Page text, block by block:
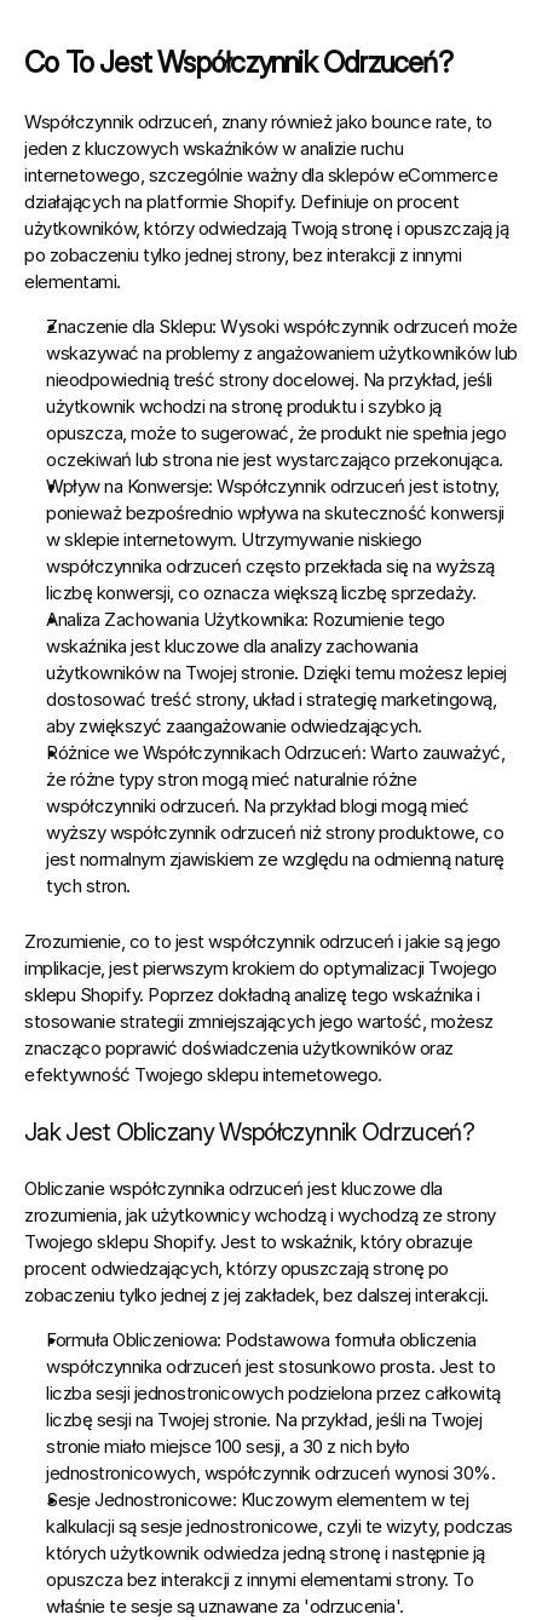
Co To Jest Współczynnik Odrzuceń?
Współczynnik odrzuceń, znany również jako bounce rate, to
jeden z kluczowych wskaźników w analizie ruchu
internetowego, szczególnie ważny dla sklepów eCommerce
działających na platformie Shopify. Definiuje on procent
użytkowników, którzy odwiedzają Twoją stronę i opuszczają ją
po zobaczeniu tylko jednej strony, bez interakcji z innymi
elementami.
Znaczenie dla Sklepu: Wysoki współczynnik odrzuceń może
wskazywać na problemy z angażowaniem użytkowników lub
nieodpowiednią treść strony docelowej. Na przykład, jeśli
użytkownik wchodzi na stronę produktu i szybko ją
opuszcza, może to sugerować, że produkt nie spełnia jego
oczekiwań lub strona nie jest wystarczająco przekonująca.
Wpływ na Konwersje: Współczynnik odrzuceń jest istotny,
ponieważ bezpośrednio wpływa na skuteczność konwersji
w sklepie internetowym. Utrzymywanie niskiego
współczynnika odrzuceń często przekłada się na wyższą
liczbę konwersji, co oznacza większą liczbę sprzedaży.
Analiza Zachowania Użytkownika: Rozumienie tego
wskaźnika jest kluczowe dla analizy zachowania
użytkowników na Twojej stronie. Dzięki temu możesz lepiej
dostosować treść strony, układ i strategię marketingową,
aby zwiększyć zaangażowanie odwiedzających.
Różnice we Współczynnikach Odrzuceń: Warto zauważyć,
że różne typy stron mogą mieć naturalnie różne
współczynniki odrzuceń. Na przykład blogi mogą mieć
wyższy współczynnik odrzuceń niż strony produktowe, co
jest normalnym zjawiskiem ze względu na odmienną naturę
tych stron.
Zrozumienie, co to jest współczynnik odrzuceń i jakie są jego
implikacje, jest pierwszym krokiem do optymalizacji Twojego
sklepu Shopify. Poprzez dokładną analizę tego wskaźnika i
stosowanie strategii zmniejszających jego wartość, możesz
znacząco poprawić doświadczenia użytkowników oraz
efektywność Twojego sklepu internetowego.
Jak Jest Obliczany Współczynnik Odrzuceń?
Obliczanie współczynnika odrzuceń jest kluczowe dla
zrozumienia, jak użytkownicy wchodzą i wychodzą ze strony
Twojego sklepu Shopify. Jest to wskaźnik, który obrazuje
procent odwiedzających, którzy opuszczają stronę po
zobaczeniu tylko jednej z jej zakładek, bez dalszej interakcji.
Formuła Obliczeniowa: Podstawowa formuła obliczenia
współczynnika odrzuceń jest stosunkowo prosta. Jest to
liczba sesji jednostronicowych podzielona przez całkowitą
liczbę sesji na Twojej stronie. Na przykład, jeśli na Twojej
stronie miało miejsce 100 sesji, a 30 z nich było
jednostronicowych, współczynnik odrzuceń wynosi 30%.
Sesje Jednostronicowe: Kluczowym elementem w tej
kalkulacji są sesje jednostronicowe, czyli te wizyty, podczas
których użytkownik odwiedza jedną stronę i następnie ją
opuszcza bez interakcji z innymi elementami strony. To
właśnie te sesje są uznawane za 'odrzucenia'.